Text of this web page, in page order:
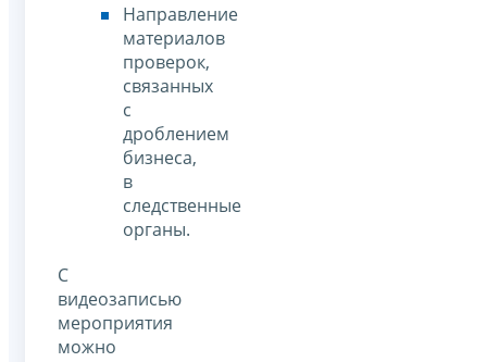
Направление
материалов
проверок,
связанных
с
дроблением
бизнеса,
в
следственные
органы.
С
видеозаписью
мероприятия
можно